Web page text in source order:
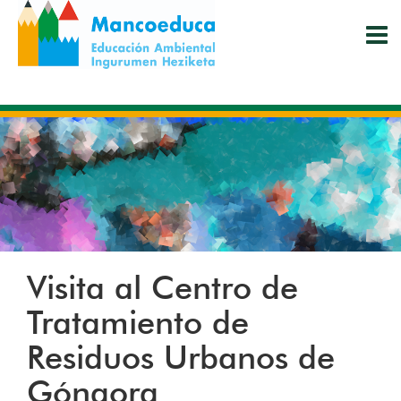
Pasar
contenido
principal
Visita al Centro de
Tratamiento de
Residuos Urbanos de
Góngora